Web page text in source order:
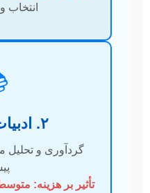
انتخاب
۲. ادبیات پژوهش
گردآوری و تحلیل
تأثیر بر هزینه: متوسط